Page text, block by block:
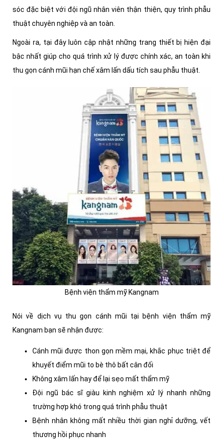
sóc đặc biệt với đội ngũ nhân viên thận thiện, quy trình phẫu
thuật chuyên nghiệp và an toàn.
Ngoài ra, tại đây luôn cập nhật những trang thiết bị hiện đại
bậc nhất giúp cho quá trình xử lý được chính xác, an toàn khi
thu gọn cánh mũi hạn chế xâm lấn dấu tích sau phẫu thuật.
Bệnh viện thẩm mỹ Kangnam
Nói về dịch vụ thu gọn cánh mũi tại bệnh viện thẩm mỹ
Kangnam bạn sẽ nhận được:
Cánh mũi được thon gọn mềm mại, khắc phục triệt để
khuyết điểm mũi to bè thô bất cân đối
Không xâm lấn hay để lại sẹo mất thẩm mỹ
Đội ngũ bác sĩ giàu kinh nghiệm xử lý nhanh những
trường hợp khó trong quá trình phẫu thuật
Bệnh nhân không mất nhiều thời gian nghỉ dưỡng, vết
thương hồi phục nhanh